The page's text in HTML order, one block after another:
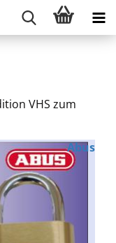
VHS zum
Abus